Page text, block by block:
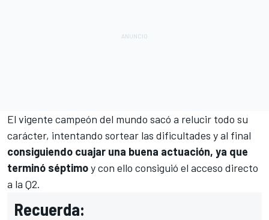
El vigente campeón del mundo sacó a relucir todo su
carácter, intentando sortear las dificultades y al final
consiguiendo cuajar una buena actuación, ya que
terminó séptimoy con ello consiguió el acceso directo
a la Q2.
Recuerda: